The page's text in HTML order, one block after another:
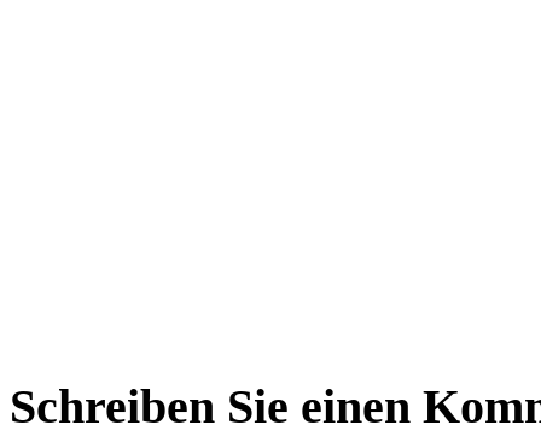
Schreiben Sie einen